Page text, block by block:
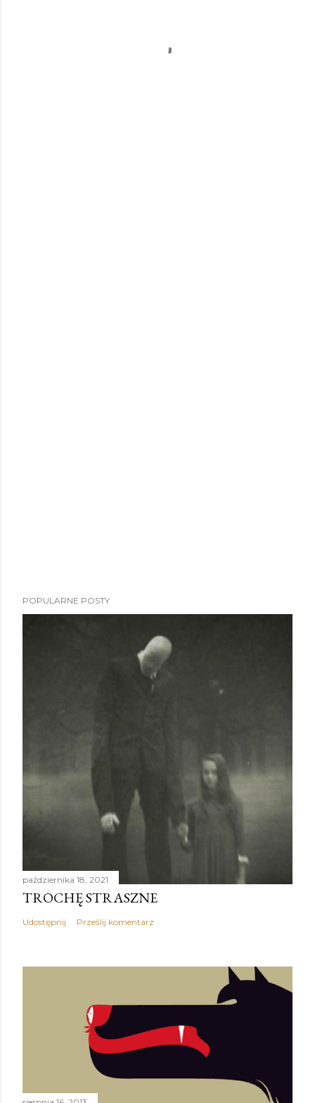
POPULARNE POSTY
października 18, 2021
TROCHĘ STRASZNE
Udostępnij Prześlij komentarz